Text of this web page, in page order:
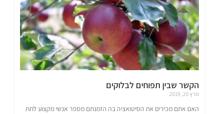
הקשר שבין תפוחים לבלוקים
מרץ 20, 2019
האם אתם מכירים את הסיטואציה בה הזמנתם מספר אנשי מקצוע לתת